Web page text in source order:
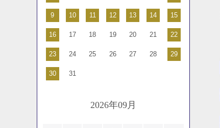
9 10 11 12 13 14 15
16 17 18 19 20 21 22
23 24 25 26 27 28 29
30 31
2026年09月